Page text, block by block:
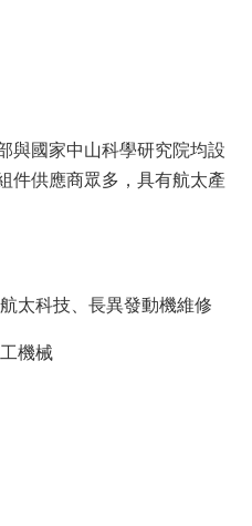
與國家中山科學研究院均設
件供應商眾多，具有航太產
太科技、長異發動機維修
機械